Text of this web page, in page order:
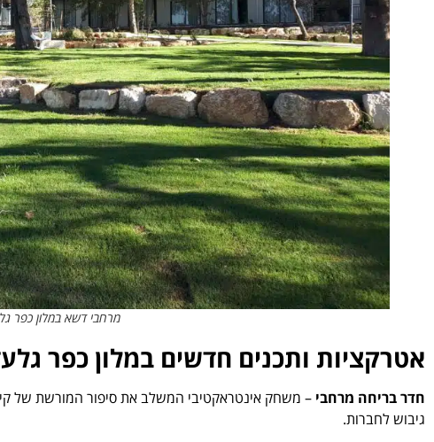
מרחבי דשא במלון כפר
אטרקציות ותכנים חדשים במלון כפר
חדר בריחה מרחבי – משחק אינטראקטיבי המשלב את סיפור המורשת של
גיבוש לחברות.